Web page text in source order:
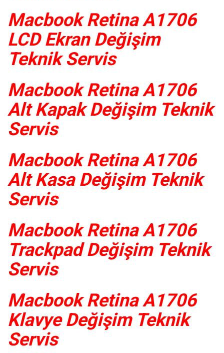
Macbook Retina A1706
LCD Ekran Değişim
Teknik Servis
Macbook Retina A1706
Alt Kapak Değişim Teknik
Servis
Macbook Retina A1706
Alt Kasa Değişim Teknik
Servis
Macbook Retina A1706
Trackpad Değişim Teknik
Servis
Macbook Retina A1706
Klavye Değişim Teknik
Servis